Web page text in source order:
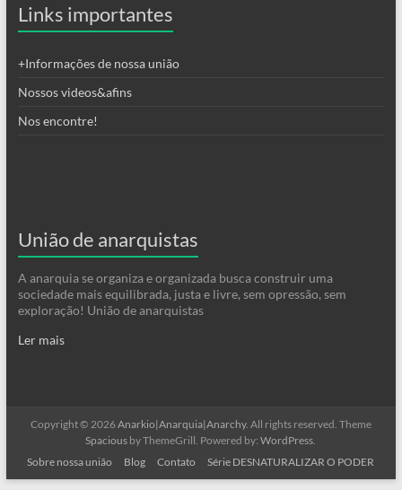
Links importantes
+Informações de nossa união
Nossos videos&afins
Nos encontre!
União de anarquistas
A anarquia se organiza e organizada busca construir uma
sociedade mais equilibrada, justa e livre, sem opressão, sem
exploração! União de anarquistas
Ler mais
Copyright © 2026Anarkio|Anarquia|Anarchy. All rights reserved. Theme
Spacious by ThemeGrill. Powered by:WordPress
Sobre nossa união
Blog Contato Série DESNATURALIZAR O PODER